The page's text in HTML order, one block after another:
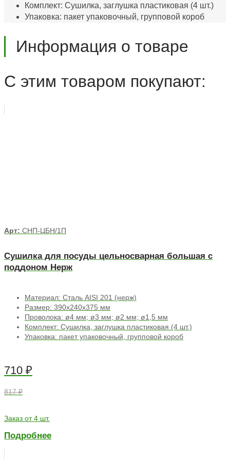
Комплект: Сушилка, заглушка пластиковая (4 шт.)
Упаковка: пакет упаковочный, групповой короб
Информация о товаре
С этим товаром покупают:
Арт: СНП-ЦБН/1П
Сушилка для посуды цельносварная большая с
поддоном Нерж
Материал: Сталь AISI 201 (нерж)
Размер: 390х240х375 мм
Проволока: ø4 мм; ø3 мм; ø2 мм; ø1,5 мм
Комплект: Сушилка, заглушка пластиковая (4 шт.)
Упаковка: пакет упаковочный, групповой короб
710 ₽
817 ₽
Заказ от 4 шт.
Подробнее